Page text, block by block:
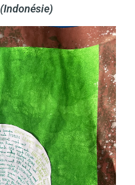
(Indonésie)